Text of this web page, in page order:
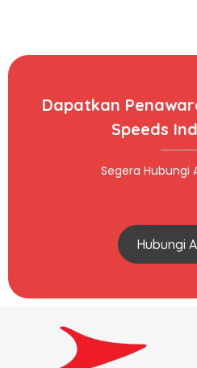
Dapatkan
Speeds
Segera Hubungi
Hubungi